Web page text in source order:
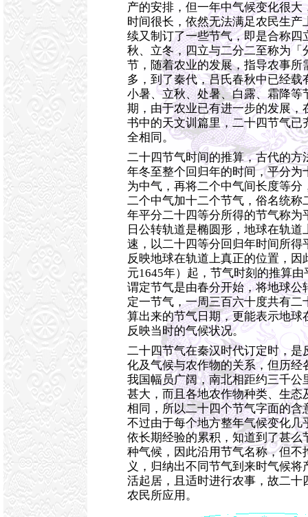
产的安排，但一年中气候变化很大
时间很长，依然无法满足农民生产
续又制订了一些节气，即是合称四
秋、立冬，四立与二分二至称为「
节，随着农业的发展，指导农事所
多，到了秦代，吕氏春秋中已经载
小暑、立秋、处暑、白露、霜降等
期，由于农业已有进一步的发展，
书中的天文训篇里，二十四节气已
全相同。
二十四节气时间的推算，古代的方
年冬至整个回归年的时间，平分为
为中气，再将二个中气间长度等分
二个中气加十二个节气，俗名统称
年平分二十四等分所得的节气称为
日公转轨道是椭圆形，地球在轨
速，以二十四等分回归年时间所得
反映地球在轨道上真正的位置，因
元1645年）起，节气时刻的推算
谓定节气是由春分开始，将地球公
定一节气，一周三百六十度共有二
算出来的节气日期，更能表示地球
反映当时的气候状况。
二十四节气在秦汉时代订定时，是
化及气候与农作物的关系，但历经
我国幅员广阔，南北相距约三千公
甚大，而且各地农作物种类、生态
相同，所以二十四个节气字面的含
不过由于每个地方整年气候变化几
依长期经验的累积，知道到了甚么
种气候，因此沿用节气名称，但不
义，归纳出不同节气到来时气候
活起居，且适时进行农事，故二十
农民所应用。